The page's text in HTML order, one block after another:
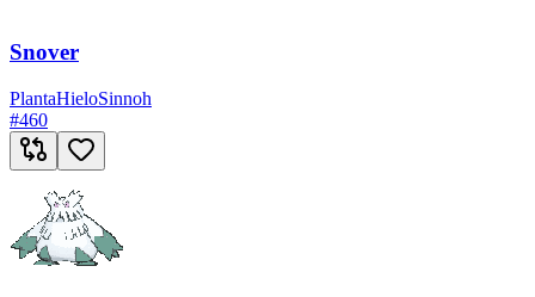
Snover
PlantaHieloSinnoh
#460